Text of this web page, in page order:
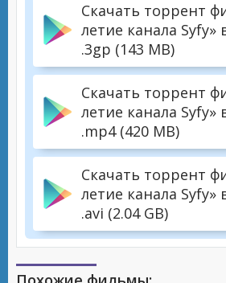
Скачать торрент
летие канала Syfy»
.3gp (143 MB)
Скачать торрент
летие канала Syfy»
.mp4 (420 MB)
Скачать торрент
летие канала Syfy»
.avi (2.04 GB)